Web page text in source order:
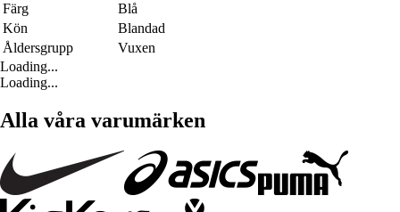
Färg
Blå
Kön
Blandad
Åldersgrupp
Vuxen
Loading...
Loading...
Alla våra varumärken